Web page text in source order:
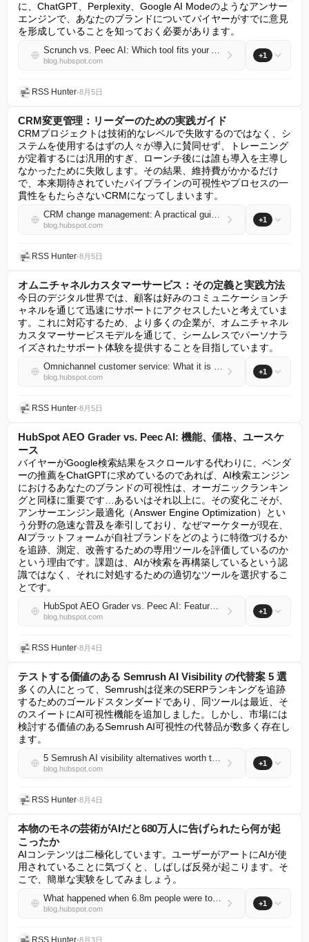
に、ChatGPT、Perplexity、Google AI Modeのようなアンサー
エンジンで、あなたのブランドについてバイヤーがすでに意見
を形成していることを知っておく必要があります。
Scrunch vs. Peec AI: Which tool fits your AEO strategy? [2026]
blog.hubspot.com
+1
RSS Hunter•8月5日
CRM変更管理：リーダーのための実践ガイド
CRMプロジェクトは技術的なレベルで失敗するのではなく、シ
ステムを使用するはずの人々が導入に賛同せず、トレーニング
が定着するには汎用的すぎ、ローンチ後には誰も導入を主導し
なかったために失敗します。その結果、維持費がかかるだけ
で、本来期待されていたパイプラインの可視性やプロセスの一
貫性をもたらさないCRMになってしまいます。
CRM change management: A practical guide for leaders
blog.hubspot.com
+1
RSS Hunter•8月5日
オムニチャネルカスタマーサービス：その定義と実践方法
今日のデジタル世界では、顧客は好みのコミュニケーションチ
ャネルを通じて迅速にサポートにアクセスしたいと考えていま
す。これに対応するため、より多くの企業が、オムニチャネル
カスタマーサービスモデルを通じて、シームレスでパーソナラ
イズされたサポート体験を提供することを目指しています。
Omnichannel customer service: What it is and how to do it
blog.hubspot.com
+1
RSS Hunter•8月5日
HubSpot AEO Grader vs. Peec AI: 機能、価格、ユースケ
ース
バイヤーがGoogle検索結果をスクロールする代わりに、ベンダ
ーの推薦をChatGPTに求めているのであれば、AI検索エンジン
におけるあなたのブランドの可視性は、オーガニックランキン
グと同様に重要です…あるいはそれ以上に。その変化こそが、
アンサーエンジン最適化（Answer Engine Optimization）とい
う分野の急速な普及を牽引しており、なぜマーケターが現在、
AIプラットフォームが自社ブランドをどのように特徴づけるか
を追跡、測定、改善するための専用ツールを評価しているのか
という理由です。課題は、AIが検索を再構築しているという認
識ではなく、それに対処するための適切なツールを選択するこ
とです。
HubSpot AEO Grader vs. Peec AI: Features, pricing, and use cases
blog.hubspot.com
+1
RSS Hunter•8月4日
テストする価値のある Semrush AI Visibility の代替案 5 選
多くの人にとって、Semrushは従来のSERPランキングを追跡
するためのゴールドスタンダードであり、同ツールは最近、そ
のスイートにAI可視性機能を追加しました。しかし、市場には
検討する価値のあるSemrush AI可視性の代替品が数多く存在し
ます。
5 Semrush AI visibility alternatives worth testing
blog.hubspot.com
+1
RSS Hunter•8月4日
本物のモネの芸術がAIだと680万人に告げられたら何が起
こったか
AIコンテンツは二極化しています。ユーザーがアートにAIが使
用されていることに気づくと、しばしば反発が起こります。そ
こで、簡単な実験をしてみましょう。
What happened when 6.8m people were told real Monet art was AI
blog.hubspot.com
+1
RSS Hunter•8月3日